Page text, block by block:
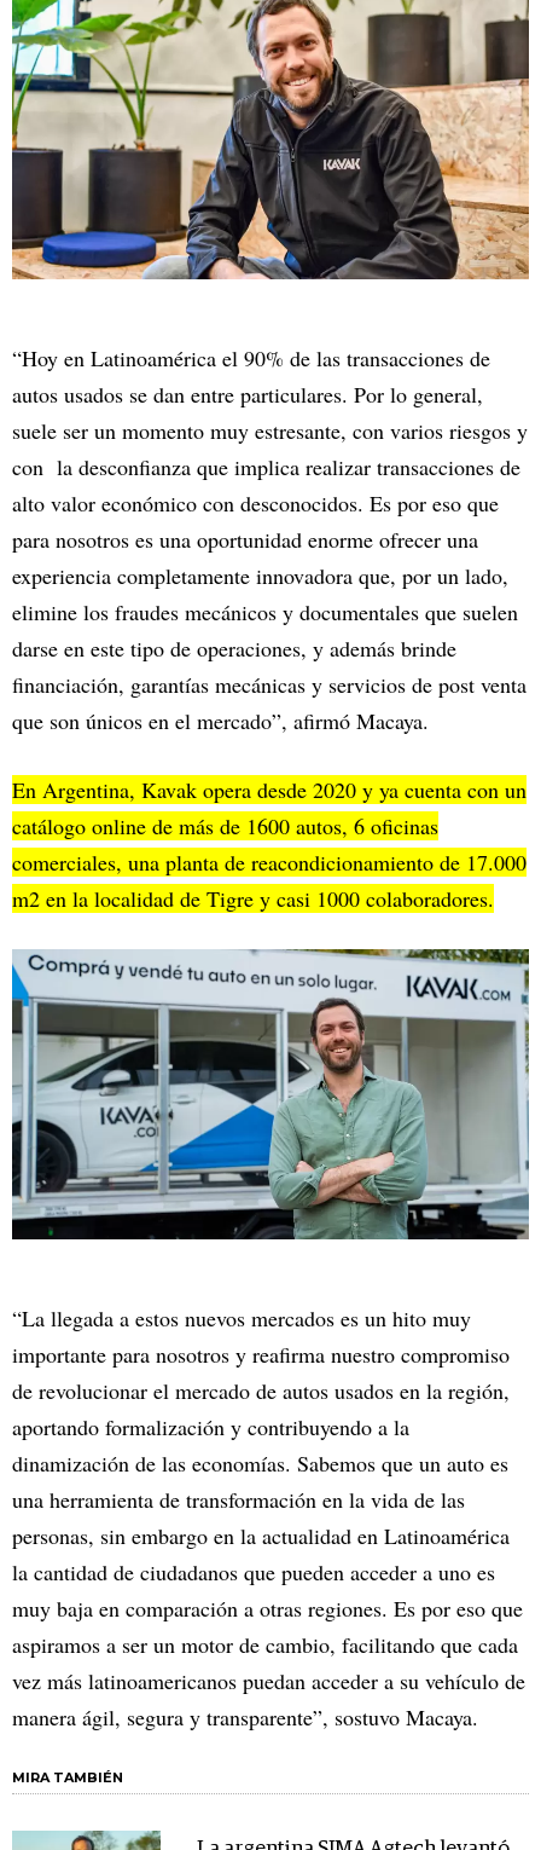
“Hoy en Latinoamérica el 90% de las transacciones de
autos usados se dan entre particulares. Por lo general,
suele ser un momento muy estresante, con varios riesgos y
con la desconfianza que implica realizar transacciones de
alto valor económico con desconocidos. Es por eso que
para nosotros es una oportunidad enorme ofrecer una
experiencia completamente innovadora que, por un lado,
elimine los fraudes mecánicos y documentales que suelen
darse en este tipo de operaciones, y además brinde
financiación, garantías mecánicas y servicios de post venta
que son únicos en el mercado”, afirmó Macaya.
En Argentina, Kavak opera desde 2020 y ya cuenta con un
catálogo online de más de 1600 autos, 6 oficinas
comerciales, una planta de reacondicionamiento de 17.000
m2 en la localidad de Tigre y casi 1000 colaboradores.
“La llegada a estos nuevos mercados es un hito muy
importante para nosotros y reafirma nuestro compromiso
de revolucionar el mercado de autos usados en la región,
aportando formalización y contribuyendo a la
dinamización de las economías. Sabemos que un auto es
una herramienta de transformación en la vida de las
personas, sin embargo en la actualidad en Latinoamérica
la cantidad de ciudadanos que pueden acceder a uno es
muy baja en comparación a otras regiones. Es por eso que
aspiramos a ser un motor de cambio, facilitando que cada
vez más latinoamericanos puedan acceder a su vehículo de
manera ágil, segura y transparente”, sostuvo Macaya.
MIRA TAMBIÉN